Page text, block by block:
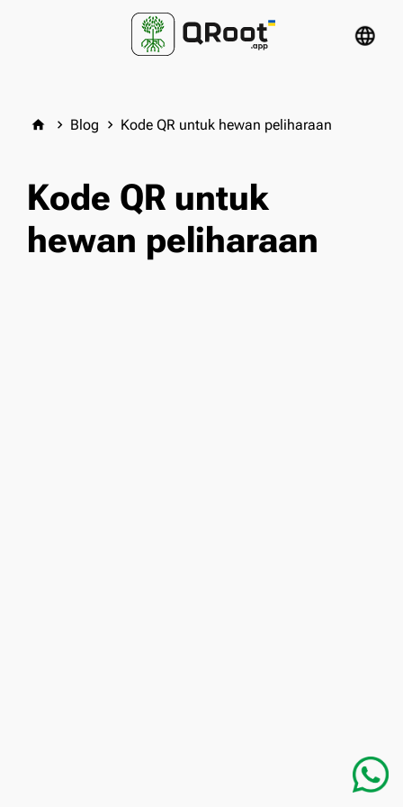
language
home keyboard_arrow_right Blog keyboard_arrow_right Kode QR untuk hewan peliharaan
Kode QR untuk
hewan peliharaan